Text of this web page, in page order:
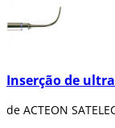
Inserção de
de ACTEON